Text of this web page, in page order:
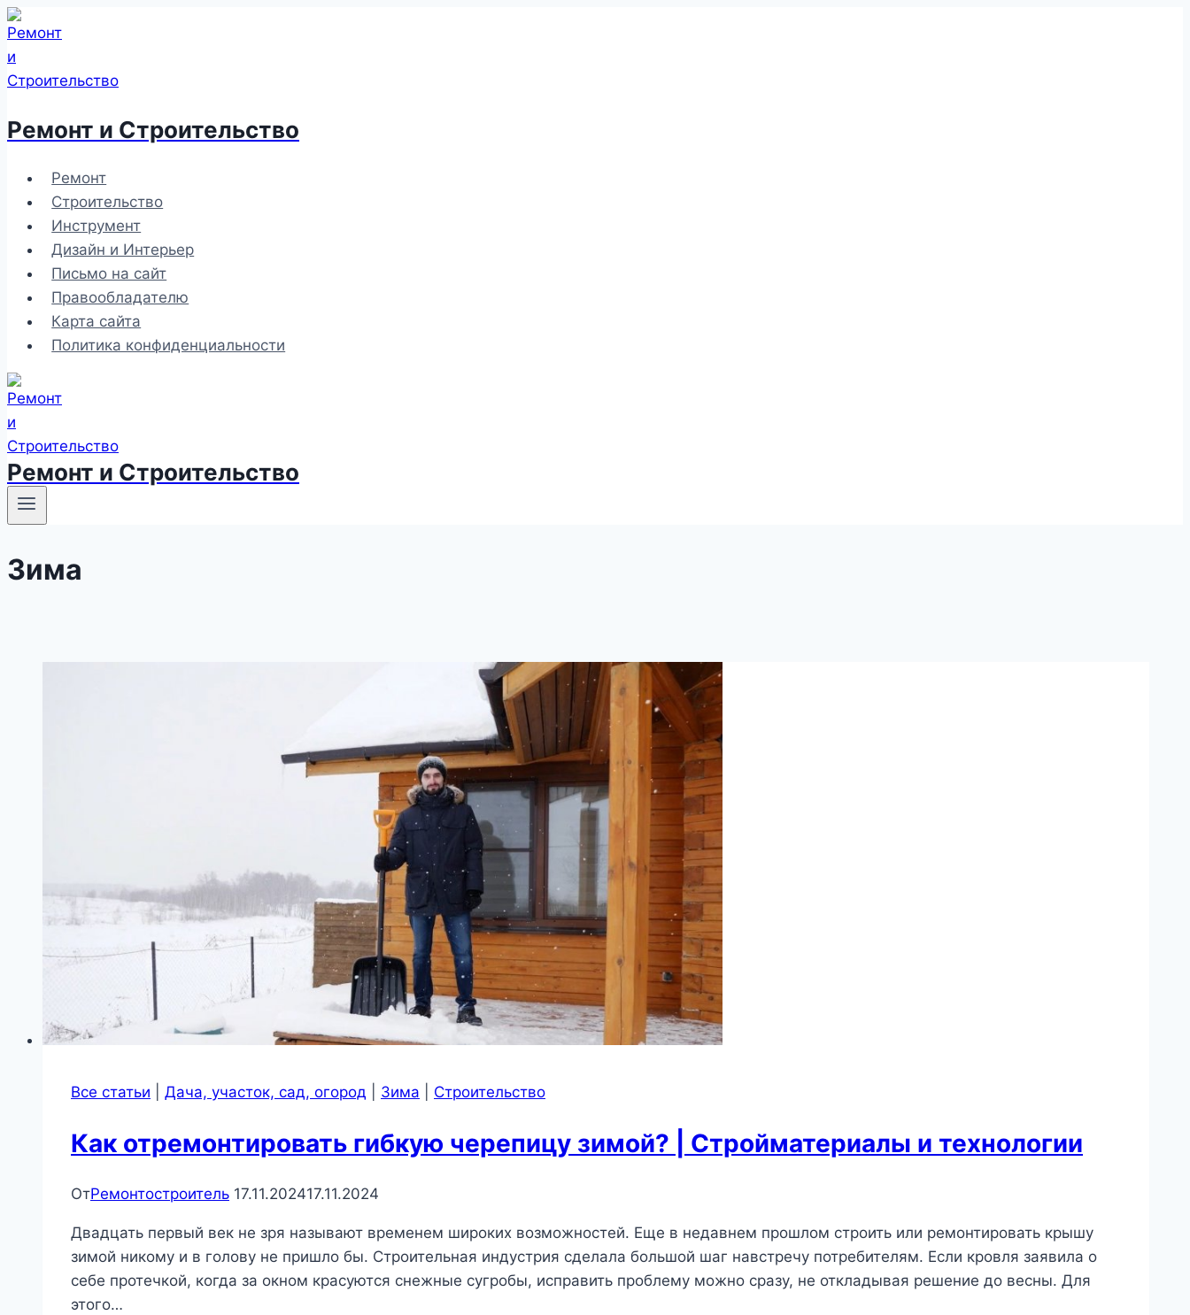
Перейти
к
содержимому
Ремонт и Строительство
Ремонт
Строительство
Инструмент
Дизайн и Интерьер
Письмо на сайт
Правообладателю
Карта сайта
Политика конфиденциальности
Ремонт и Строительство
Зима
Все статьи Дача, участок, сад, огород Зима Строительство
Как отремонтировать гибкую черепицу зимой? | Стройматериалы и технологии
ОтРемонтостроитель 17.11.202417.11.2024
Двадцать первый век не зря называют временем широких возможностей. Еще в недавнем прошлом строить или ремонтировать крышу
зимой никому и в голову не пришло бы. Строительная индустрия сделала большой шаг навстречу потребителям. Если кровля заявила о
себе протечкой, когда за окном красуются снежные сугробы, исправить проблему можно сразу, не откладывая решение до весны. Для
этого…